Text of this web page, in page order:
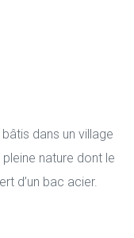
bâtis dans un village
nature dont le
d’un bac acier.